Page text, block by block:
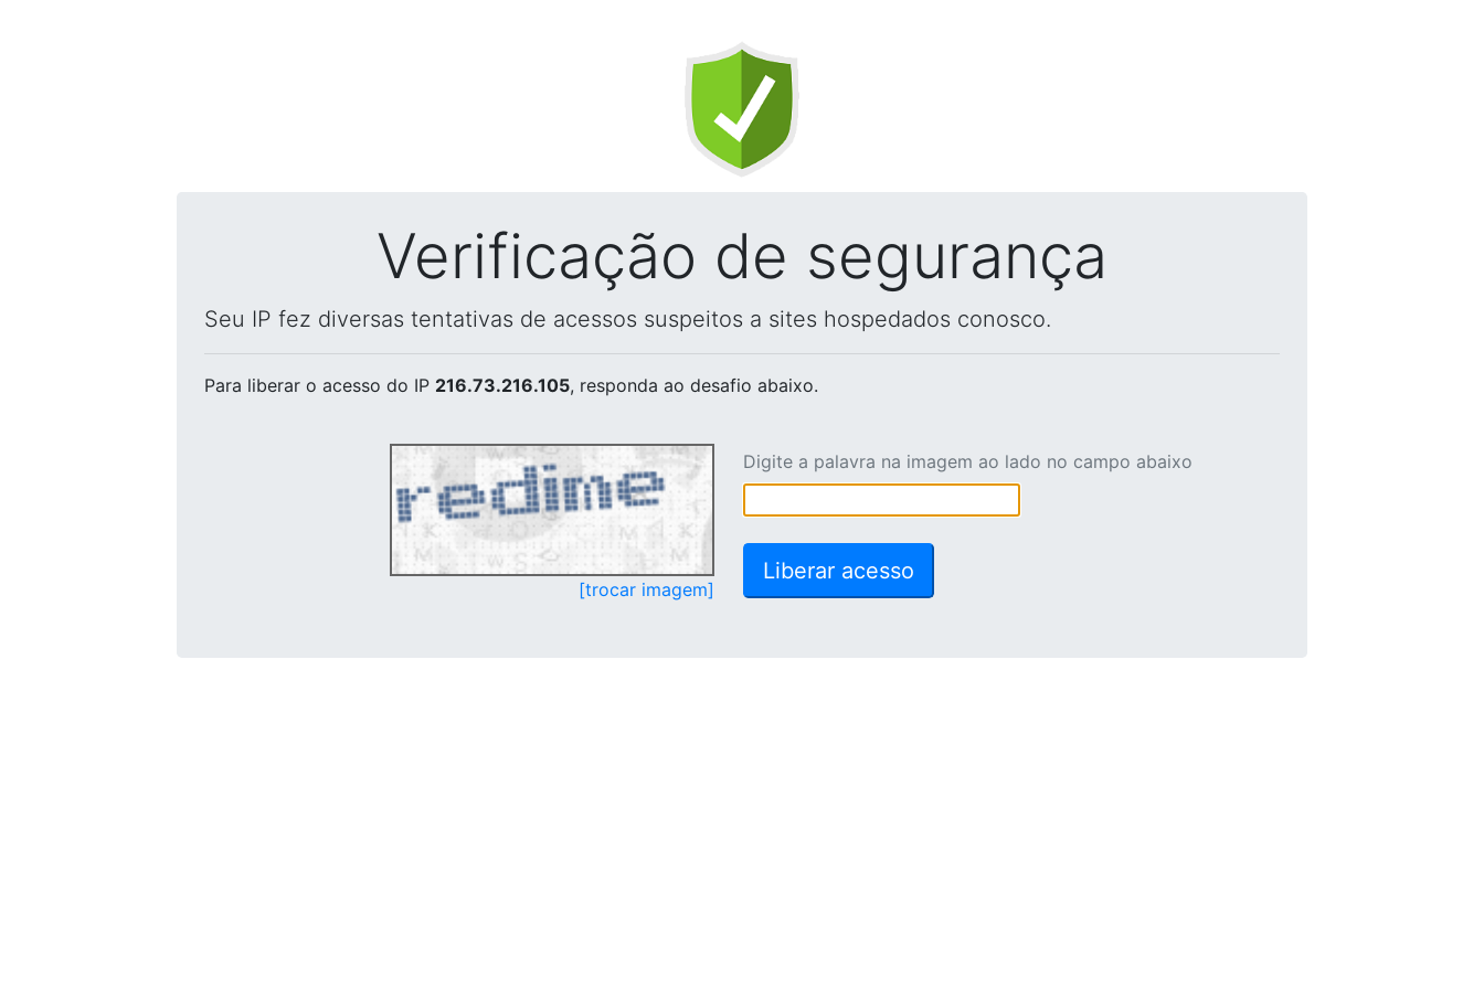
Verificação de segurança
Seu IP fez diversas tentativas de acessos suspeitos a sites hospedados conosco.
Para liberar o acesso do IP 216.73.216.105, responda ao desafio abaixo.
[trocar imagem]
Digite a palavra na imagem ao lado no campo abaixo